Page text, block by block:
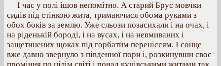
І час у полі ішов непомітно. А старий Брус мовчки
сидів під стінкою жита, тримаючися обома руками з
обох боків за землю. Уже сльози позасихали і на очах, і
на ріденькій бороді, і на вусах, і на невмиваних і
защетинених щоках під горбатим переніссям. І сонце
вже давно звернуло з південної пори і, розкинувши своє